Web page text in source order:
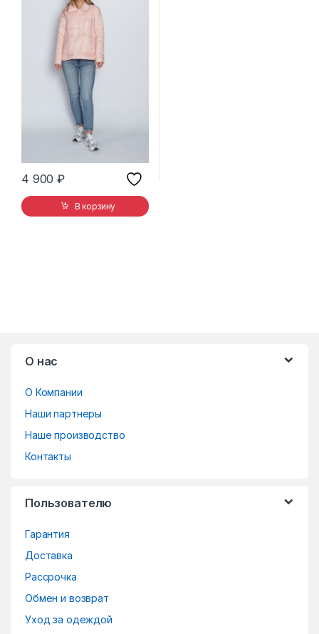
4 900₽
В корзину
О нас
О Компании
Наши партнеры
Наше производство
Контакты
Пользователю
Гарантия
Доставка
Рассрочка
Обмен и возврат
Уход за одеждой